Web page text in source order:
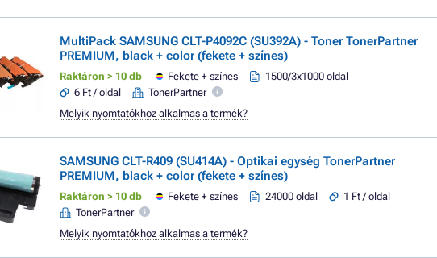
MultiPack SAMSUNG CLT-P4092C (SU392A) - Toner TonerPartner
PREMIUM, black + color (fekete + színes)
Raktáron > 10 db Fekete + színes
1500/3x1000 oldal
6 Ft / oldal
TonerPartner
Melyik nyomtatókhoz alkalmas a termék?
SAMSUNG CLT-R409 (SU414A) - Optikai egység TonerPartner
PREMIUM, black + color (fekete + színes)
Raktáron > 10 db Fekete + színes 24000 oldal
1 Ft / oldal
TonerPartner
Melyik nyomtatókhoz alkalmas a termék?